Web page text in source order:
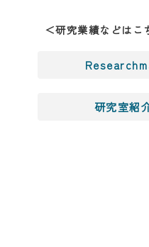
＜研究業績などはこ
研究室紹